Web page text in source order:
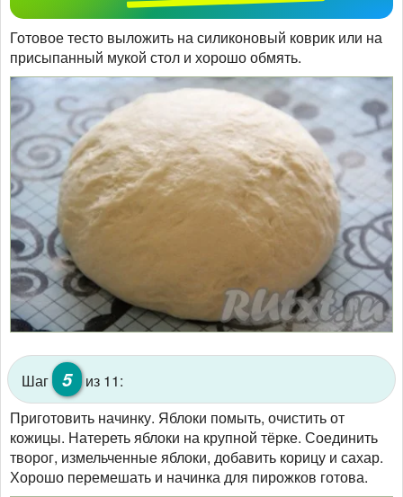
Готовое тесто выложить на силиконовый коврик или на
присыпанный мукой стол и хорошо обмять.
Шаг 5
из 11:
Приготовить начинку. Яблоки помыть, очистить от
кожицы. Натереть яблоки на крупной тёрке. Соединить
творог, измельченные яблоки, добавить корицу и сахар.
Хорошо перемешать и начинка для пирожков готова.